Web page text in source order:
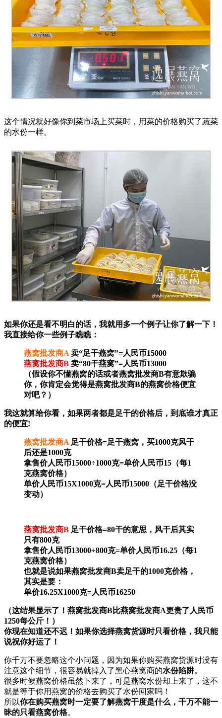
这个情况就好像你到菜市场上买菜时，用菜的价格购买了蔬菜
的水份一样。
如果你还是看不明白的话，我就用多一个例子让你了解一下！
我直接给你一些例子瞧瞧：
燕窝批发商A 卖“足干燕窝”=人民币15000
燕窝批发商B 卖“80干燕窝”=人民币13000
（假设你不懂燕窝的话或者燕窝批发商B有意欺骗
你，你肯定会觉得是燕窝批发商B的燕窝价格便宜
对吧？）
我这就算给你看，如果两者都是足干的价格后，到底谁才真正
的便宜!
燕窝批发商A 足干价格=足干燕窝，买1000克风干
后还是1000克
拿售价人民币15000÷1000克=单价人民币15（每1
克燕窝价格）
单价人民币15X1000克=人民币15000（足干价格没
变动）
燕窝批发商B 足干价格=80干的意思，风干后其实
只有800克
拿售价人民币13000÷800克=单价人民币16.25（每1
克燕窝价格）
也就是说如果燕窝批发商B卖足干的1000克价格，
其实是要：
单价16.25X1000克=人民币16250
（这结果显示了！燕窝批发商B比燕窝批发商A更贵了人民币
1250每公斤！）
你现在知道还不迟！如果你选择燕窝货源时只看价格，我只能
说祝你好运了！
你千万不要忽略这个小问题，因为如果你购买燕窝货源时没有
注意这个细节，很容易就掉入了黑心燕窝商的水份陷阱。
很多时候燕窝价格虽然下来了，可是燕窝水份却上来了，这不
就是等于你用燕窝的价格去购买了水份回家吗！
所以你在购买燕窝时一定要了解燕窝干度是什么，千万不能一
昧的只看燕窝价格。